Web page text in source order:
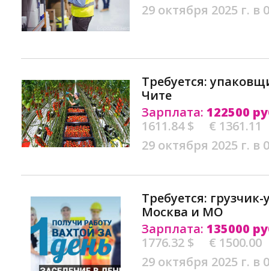
29 октября 2025 г. в
Требуется:
Чите
Зарплата: 122500
1611.84 $
€ 1361.11
29 октября 2025 г. в
Требуется:
Москва и МО
Зарплата: 135000
1776.32 $
€ 1500.00
29 октября 2025 г. в